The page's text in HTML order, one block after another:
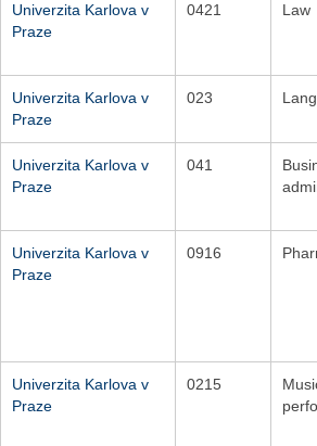
Univerzita Karlova v
Praze
0421 Law
Univerzita Karlova v
Praze
023
Univerzita Karlova v
Praze
041
Univerzita Karlova v
Praze
0916
Univerzita Karlova v
Praze
0215